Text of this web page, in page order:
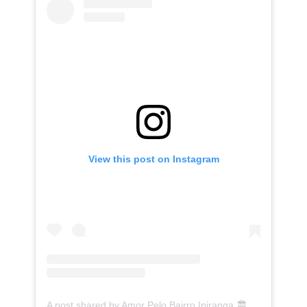
View this post on Instagram